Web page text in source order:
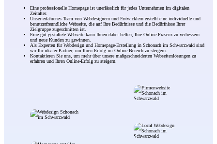
Eine professionelle Homepage ist unerlässlich für jedes Unternehmen im digitalen
Zeitalter.
Unser erfahrenes Team von Webdesignern und Entwicklern erstellt eine individuelle und
benutzerfreundliche Webseite, die auf Ihre Bedürfnisse und die Bedürfnisse Ihrer
Zielgruppe zugeschnitten ist.
Eine gut gestaltete Webseite kann Ihnen dabei helfen, Ihre Online-Präsenz zu verbessern
und neue Kunden zu gewinnen.
Als Experten für Webdesign und Homepage-Erstellung in Schonach im Schwarzwald sind
wir Ihr idealer Partner, um Ihren Erfolg im Online-Bereich zu steigern.
Kontaktieren Sie uns, um mehr über unsere maßgeschneiderten Webseitenlösungen zu
erfahren und Ihren Online-Erfolg zu steigern.